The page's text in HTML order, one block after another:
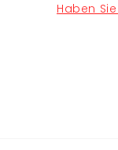
Haben